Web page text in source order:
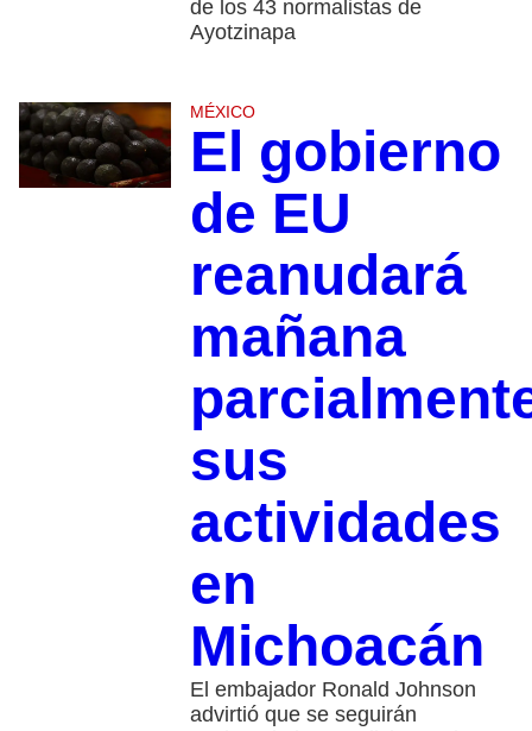
de los 43 normalistas de
Ayotzinapa
MÉXICO
El gobierno
de EU
reanudará
mañana
sus
actividades
en
Michoacán
El embajador Ronald Johnson
advirtió que se seguirán